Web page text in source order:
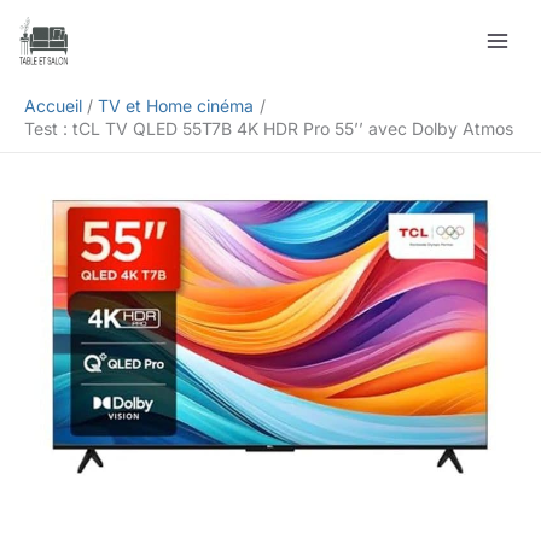
Aller
Accueil
TV et Home cinéma
Test : tCL TV QLED 55T7B 4K HDR Pro 55’’ avec Dolby Atmos
Rechercher